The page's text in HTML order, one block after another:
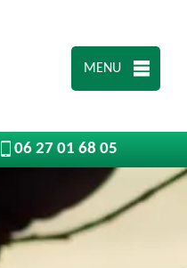
MENU
06 27 01 68 05